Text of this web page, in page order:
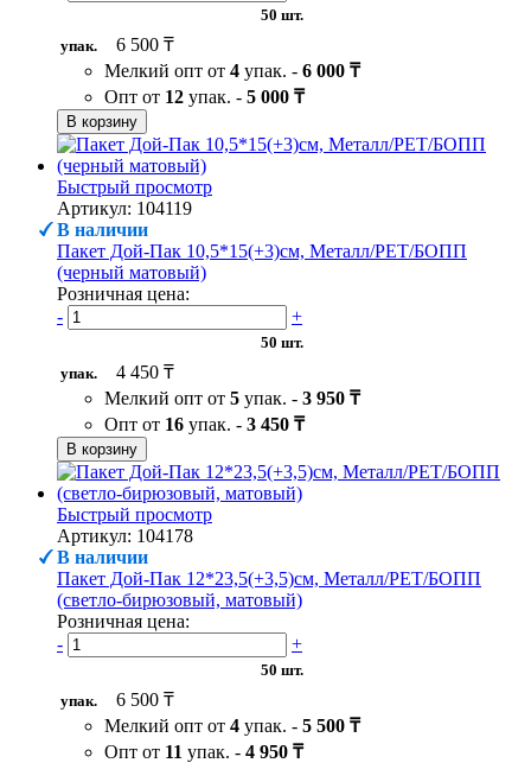
50 шт.
упак.
6 500 ₸
Мелкий опт от 4 упак. - 6 000 ₸
Опт от 12 упак. - 5 000 ₸
В корзину
Быстрый просмотр
Артикул: 104119
В наличии
Пакет Дой-Пак 10,5*15(+3)см, Металл/PET/БОПП
(черный матовый)
Розничная цена:
-
+
50 шт.
упак.
4 450 ₸
Мелкий опт от 5 упак. - 3 950 ₸
Опт от 16 упак. - 3 450 ₸
В корзину
Быстрый просмотр
Артикул: 104178
В наличии
Пакет Дой-Пак 12*23,5(+3,5)см, Металл/PET/БОПП
(светло-бирюзовый, матовый)
Розничная цена:
-
+
50 шт.
упак.
6 500 ₸
Мелкий опт от 4 упак. - 5 500 ₸
Опт от 11 упак. - 4 950 ₸